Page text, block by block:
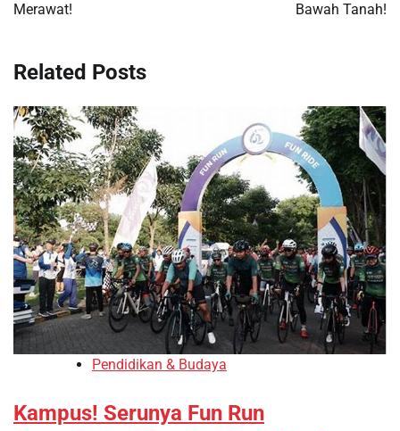
Merawat!
Bawah Tanah!
Related Posts
Pendidikan & Budaya
Kampus! Serunya Fun Run